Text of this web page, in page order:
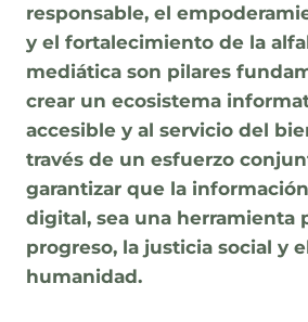
responsable, el
y el fortalecimiento de la
mediática son pilares
crear un ecosistema
accesible y al servicio del
través de un esfuerzo
garantizar que la
digital, sea una herramienta
progreso, la justicia social y
humanidad.